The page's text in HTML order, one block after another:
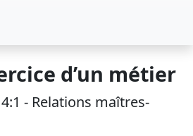
d’un métier
- Relations maîtres-